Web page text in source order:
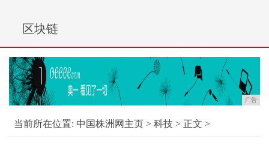
区块链
广告
当前所在位置: 中国株洲网主页 > 科技 > 正文 >